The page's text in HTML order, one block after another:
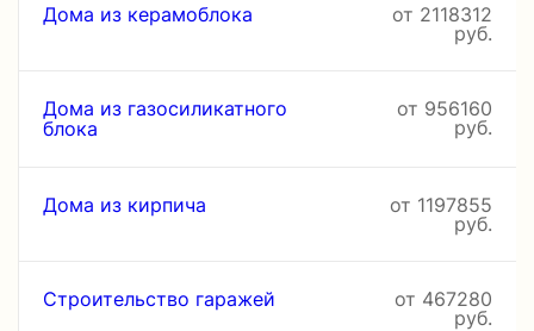
Дома из керамоблока
от 2118312
руб.
Дома из газосиликатного
блока
от 956160
руб.
Дома из кирпича
от 1197855
руб.
Строительство гаражей
от 467280
руб.